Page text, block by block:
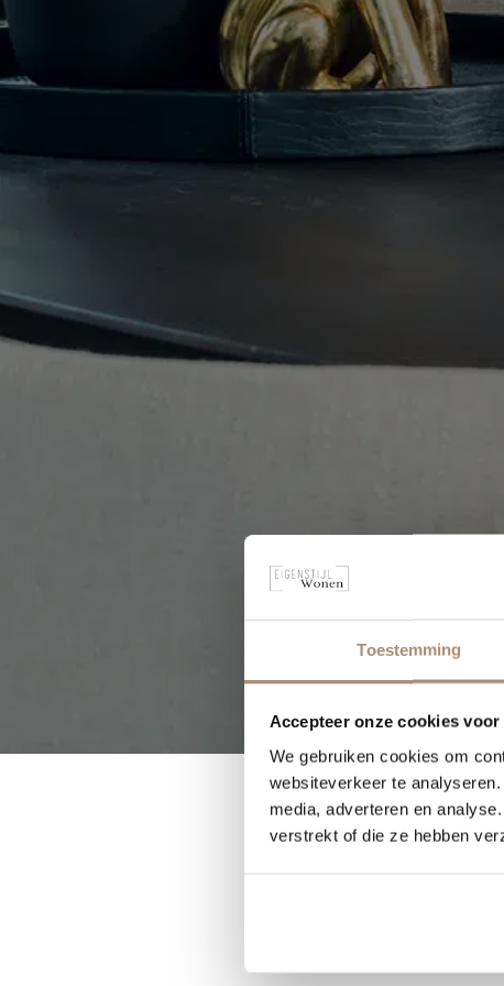
Toestemming
Accepteer onze cookies
We gebruiken cookies om
websiteverkeer te
media, adverteren en
verstrekt of die ze hebben